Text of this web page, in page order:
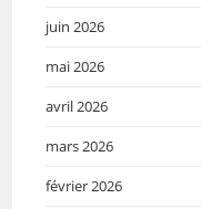
juin 2026
mai 2026
avril 2026
mars 2026
février 2026